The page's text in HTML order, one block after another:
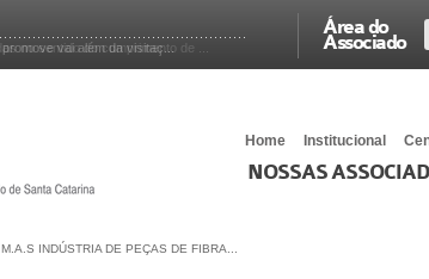
Área do
Associado
vai além da visitaç...
no sentido do cumprimento de ...
Home Institucional
NOSSAS
M.A.S INDÚSTRIA DE PEÇAS DE FIBRA...